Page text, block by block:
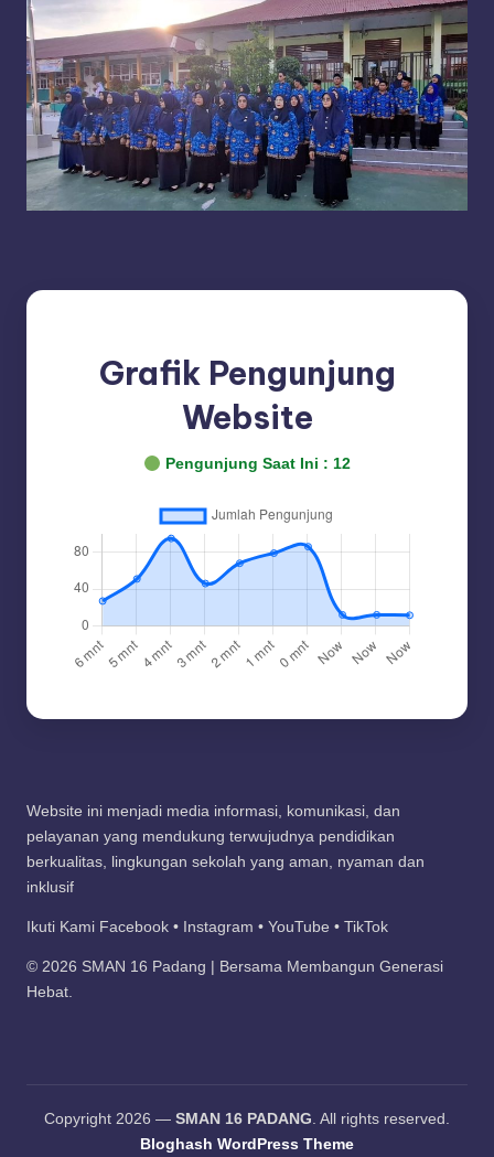
Grafik Pengunjung
Website
Pengunjung Saat Ini : 12
Website ini menjadi media informasi, komunikasi, dan
pelayanan yang mendukung terwujudnya pendidikan
berkualitas, lingkungan sekolah yang aman, nyaman dan
inklusif
Ikuti Kami Facebook • Instagram • YouTube • TikTok
© 2026 SMAN 16 Padang | Bersama Membangun Generasi
Hebat.
Copyright 2026 — SMAN 16 PADANG. All rights reserved.
Bloghash WordPress Theme